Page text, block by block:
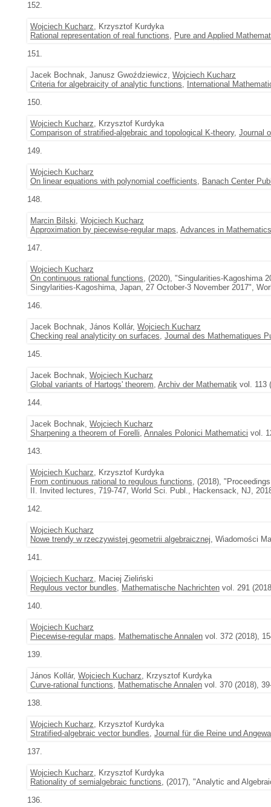
152.
Wojciech Kucharz, Krzysztof Kurdyka
Rational representation of real functions, Pure and Applied
151.
Jacek Bochnak, Janusz Gwoździewicz, Wojciech Kucharz
Criteria for algebraicity of analytic functions,
International
150.
Wojciech Kucharz, Krzysztof Kurdyka
Comparison of stratified-algebraic and topological K-theory, Journal
149.
Wojciech Kucharz
On linear equations with polynomial coefficients, Banach Center
148.
Marcin Bilski, Wojciech Kucharz
Approximation by piecewise-regular maps, Advances in Mathematics
147.
Wojciech Kucharz
On continuous rational functions, (2020), "Singularities-Kagoshima
Singylarities-Kagoshima, Japan, 27 October-3 November 2017",
146.
Jacek Bochnak, János Kollár, Wojciech Kucharz
Checking real analyticity on surfaces, Journal des Mathematiques
145.
Jacek Bochnak, Wojciech Kucharz
Global variants of Hartogs' theorem, Archiv der Mathematik vol. 113
144.
Jacek Bochnak, Wojciech Kucharz
Sharpening a theorem of Forelli, Annales Polonici Mathematici vol.
143.
Wojciech Kucharz, Krzysztof Kurdyka
From continuous rational to regulous functions, (2018),
II. Invited lectures, 719-747, World Sci. Publ., Hackensack, NJ,
142.
Wojciech Kucharz
Nowe trendy w rzeczywistej geometrii algebraicznej, Wiadomości
141.
Wojciech Kucharz, Maciej Zieliński
Regulous vector bundles, Mathematische Nachrichten vol. 291
140.
Wojciech Kucharz
Piecewise-regular maps, Mathematische Annalen vol. 372 (2018),
139.
János Kollár, Wojciech Kucharz, Krzysztof Kurdyka
Curve-rational functions, Mathematische Annalen vol. 370 (2018),
138.
Wojciech Kucharz, Krzysztof Kurdyka
Stratified-algebraic vector bundles, Journal für die Reine und
137.
Wojciech Kucharz, Krzysztof Kurdyka
Rationality of semialgebraic functions, (2017), "Analytic and
136.